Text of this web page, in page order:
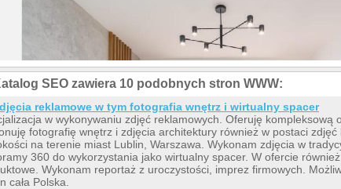
SEO zawiera 10 podobnych stron WWW:
reklamowe w tym fotografia wnętrz i wirtualny spacer
w wykonywaniu zdjęć reklamowych. Oferuję kompleksową
fotografię wnętrz i zdjęcia architektury również w postaci zdjęć
na terenie miast Lublin, Warszawa. Wykonam zdjęcia w
360 do wykorzystania jako wirtualny spacer. W ofercie
Wykonam reportaż z uroczystości, imprez firmowych.
cała Polska.